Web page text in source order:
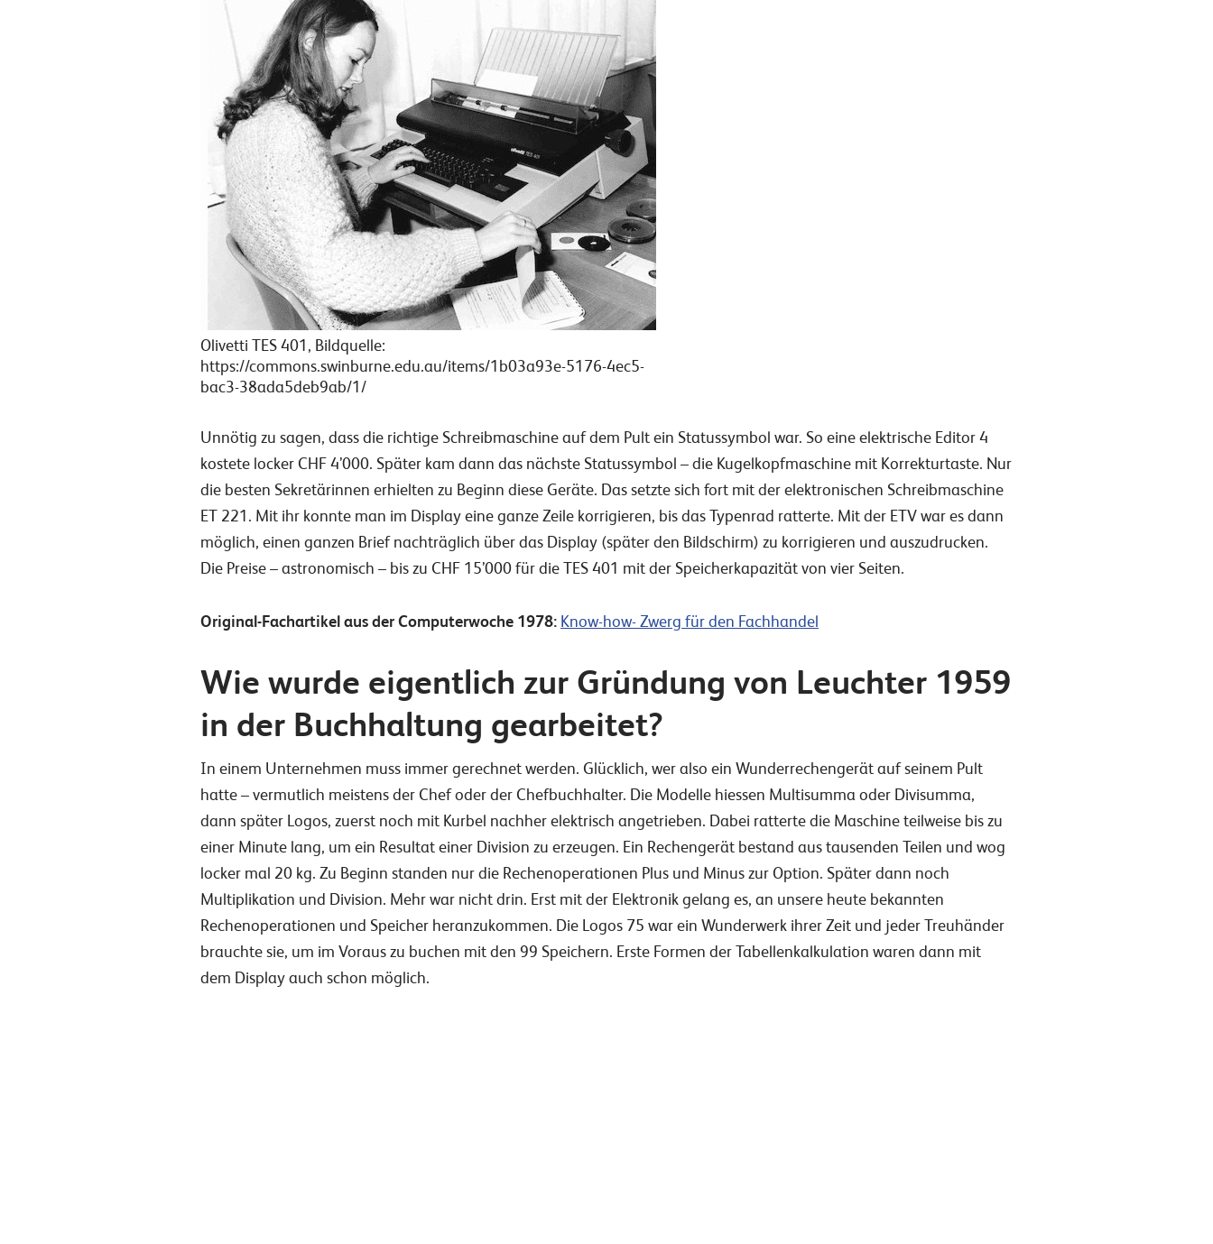
Olivetti TES 401, Bildquelle:
https://commons.swinburne.edu.au/items/1b03a93e-5176-4ec5-
bac3-38ada5deb9ab/1/
Unnötig zu sagen, dass die richtige Schreibmaschine auf dem Pult ein Statussymbol war. So eine elektrische Editor 4
kostete locker CHF 4’000. Später kam dann das nächste Statussymbol – die Kugelkopfmaschine mit Korrekturtaste. Nur
die besten Sekretärinnen erhielten zu Beginn diese Geräte. Das setzte sich fort mit der elektronischen Schreibmaschine
ET 221. Mit ihr konnte man im Display eine ganze Zeile korrigieren, bis das Typenrad ratterte. Mit der ETV war es dann
möglich, einen ganzen Brief nachträglich über das Display (später den Bildschirm) zu korrigieren und auszudrucken.
Die Preise – astronomisch – bis zu CHF 15’000 für die TES 401 mit der Speicherkapazität von vier Seiten.
Original-Fachartikel aus der Computerwoche 1978: Know-how- Zwerg für den Fachhandel
Wie wurde eigentlich zur Gründung von Leuchter 1959
in der Buchhaltung gearbeitet?
In einem Unternehmen muss immer gerechnet werden. Glücklich, wer also ein Wunderrechengerät auf seinem Pult
hatte – vermutlich meistens der Chef oder der Chefbuchhalter. Die Modelle hiessen Multisumma oder Divisumma,
dann später Logos, zuerst noch mit Kurbel nachher elektrisch angetrieben. Dabei ratterte die Maschine teilweise bis zu
einer Minute lang, um ein Resultat einer Division zu erzeugen. Ein Rechengerät bestand aus tausenden Teilen und wog
locker mal 20 kg. Zu Beginn standen nur die Rechenoperationen Plus und Minus zur Option. Später dann noch
Multiplikation und Division. Mehr war nicht drin. Erst mit der Elektronik gelang es, an unsere heute bekannten
Rechenoperationen und Speicher heranzukommen. Die Logos 75 war ein Wunderwerk ihrer Zeit und jeder Treuhänder
brauchte sie, um im Voraus zu buchen mit den 99 Speichern. Erste Formen der Tabellenkalkulation waren dann mit
dem Display auch schon möglich.